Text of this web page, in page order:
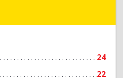
24
22
Казань г, Короленко